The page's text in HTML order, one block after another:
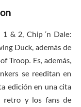
1 & 2, Chip ‘n Dale:
Duck, además de
Troop. Es, además,
se reeditan en
edición en una cita
retro y los fans de